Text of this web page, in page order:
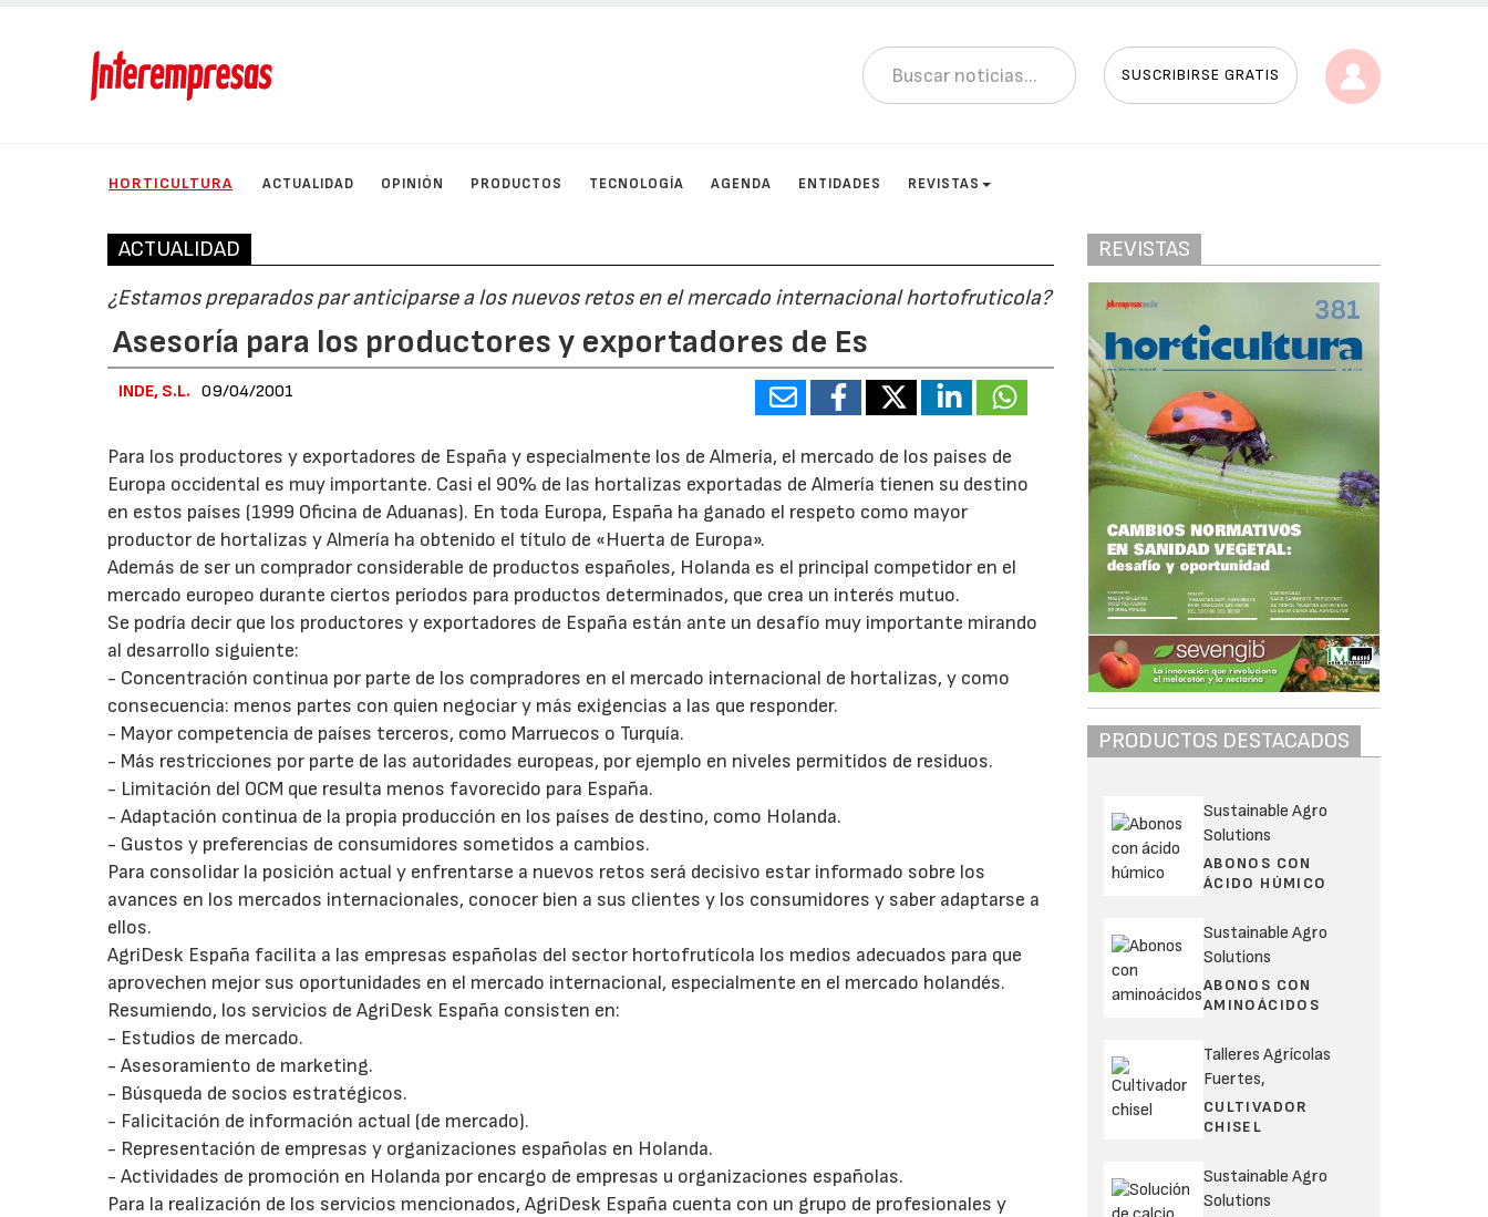
SUSCRIBIRSE GRATIS
HORTICULTURA ACTUALIDAD OPINIÓN PRODUCTOS TECNOLOGÍA AGENDA ENTIDADES REVISTAS
ACTUALIDAD
¿Estamos preparados par anticiparse a los nuevos retos en el mercado internacional hortofruticola?
Asesoría para los productores y exportadores de Es
INDE, S.L. 09/04/2001
Para los productores y exportadores de España y especialmente los de Almería, el mercado de los países de
Europa occidental es muy importante. Casi el 90% de las hortalizas exportadas de Almería tienen su destino
en estos países (1999 Oficina de Aduanas). En toda Europa, España ha ganado el respeto como mayor
productor de hortalizas y Almería ha obtenido el título de «Huerta de Europa».
Además de ser un comprador considerable de productos españoles, Holanda es el principal competidor en el
mercado europeo durante ciertos períodos para productos determinados, que crea un interés mutuo.
Se podría decir que los productores y exportadores de España están ante un desafío muy importante mirando
al desarrollo siguiente:
- Concentración continua por parte de los compradores en el mercado internacional de hortalizas, y como
consecuencia: menos partes con quien negociar y más exigencias a las que responder.
- Mayor competencia de países terceros, como Marruecos o Turquía.
- Más restricciones por parte de las autoridades europeas, por ejemplo en niveles permitidos de residuos.
- Limitación del OCM que resulta menos favorecido para España.
- Adaptación continua de la propia producción en los países de destino, como Holanda.
- Gustos y preferencias de consumidores sometidos a cambios.
Para consolidar la posición actual y enfrentarse a nuevos retos será decisivo estar informado sobre los
avances en los mercados internacionales, conocer bien a sus clientes y los consumidores y saber adaptarse a
ellos.
AgriDesk España facilita a las empresas españolas del sector hortofrutícola los medios adecuados para que
aprovechen mejor sus oportunidades en el mercado internacional, especialmente en el mercado holandés.
Resumiendo, los servicios de AgriDesk España consisten en:
- Estudios de mercado.
- Asesoramiento de marketing.
- Búsqueda de socios estratégicos.
- Falicitación de información actual (de mercado).
- Representación de empresas y organizaciones españolas en Holanda.
- Actividades de promoción en Holanda por encargo de empresas u organizaciones españolas.
Para la realización de los servicios mencionados, AgriDesk España cuenta con un grupo de profesionales y
REVISTAS
PRODUCTOS DESTACADOS
Sustainable Agro
Solutions
ABONOS CON
ÁCIDO HÚMICO
Sustainable Agro
Solutions
ABONOS CON
AMINOÁCIDOS
Talleres Agrícolas
Fuertes,
CULTIVADOR
CHISEL
Sustainable Agro
Solutions